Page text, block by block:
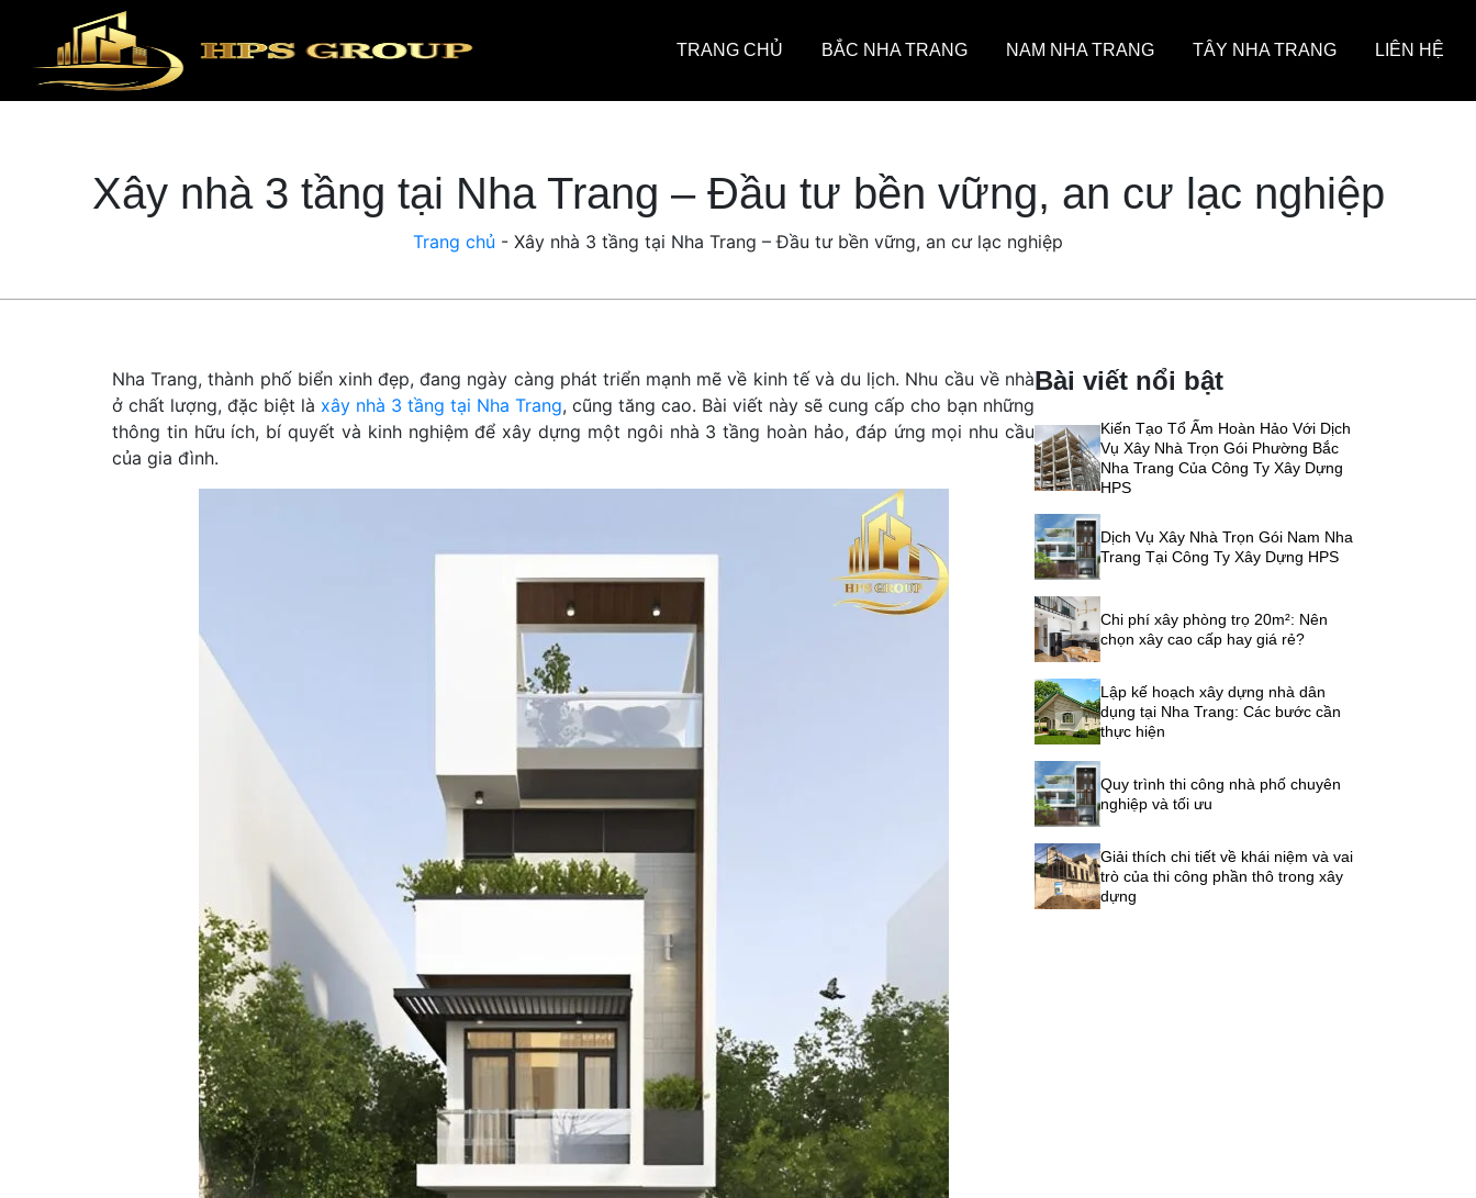
TRANG CHỦ BẮC NHA TRANG NAM NHA TRANG TÂY NHA TRANG LIÊN HỆ
Xây nhà 3 tầng tại Nha Trang – Đầu tư bền vững, an cư lạc nghiệp
Trang chủ - Xây nhà 3 tầng tại Nha Trang – Đầu tư bền vững, an cư lạc nghiệp
Nha Trang, thành phố biển xinh đẹp, đang ngày càng phát triển mạnh mẽ về kinh tế và du lịch. Nhu cầu về nhà
ở chất lượng, đặc biệt là xây nhà 3 tầng tại Nha Trang, cũng tăng cao. Bài viết này sẽ cung cấp cho bạn những
thông tin hữu ích, bí quyết và kinh nghiệm để xây dựng một ngôi nhà 3 tầng hoàn hảo, đáp ứng mọi nhu cầu
của gia đình.
Bài viết nổi bật
Kiến Tạo Tổ Ấm Hoàn Hảo Với Dịch
Vụ Xây Nhà Trọn Gói Phường Bắc
Nha Trang Của Công Ty Xây Dựng
HPS
Dịch Vụ Xây Nhà Trọn Gói Nam Nha
Trang Tại Công Ty Xây Dựng HPS
Chi phí xây phòng trọ 20m²: Nên
chọn xây cao cấp hay giá rẻ?
Lập kế hoạch xây dựng nhà dân
dụng tại Nha Trang: Các bước cần
thực hiện
Quy trình thi công nhà phố chuyên
nghiệp và tối ưu
Giải thích chi tiết về khái niệm và vai
trò của thi công phần thô trong xây
dựng